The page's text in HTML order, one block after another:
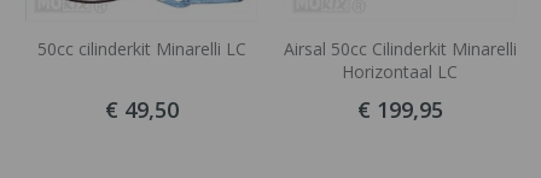
50cc cilinderkit Minarelli LC
€ 49,50
Airsal 50cc Cilinderkit Minarelli
Horizontaal LC
€ 199,95